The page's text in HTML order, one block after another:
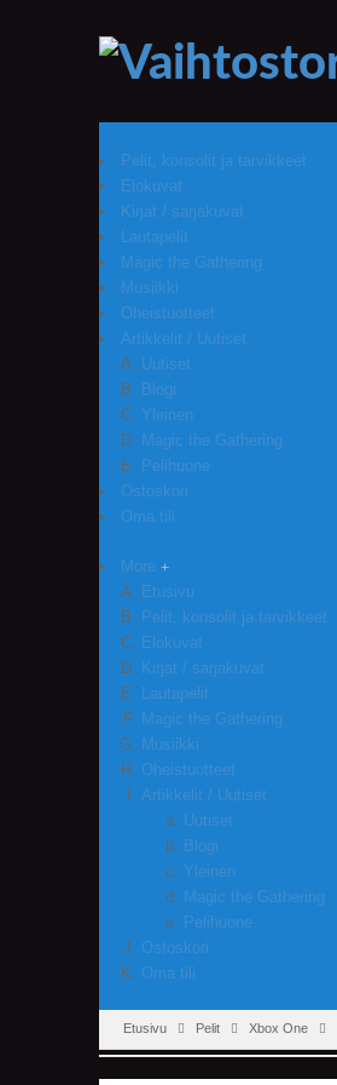
Pelit, konsolit ja tarvikkeet
Elokuvat
Kirjat / sarjakuvat
Lautapelit
Magic the Gathering
Musiikki
Oheistuotteet
Artikkelit / Uutiset
Uutiset
Blogi
Yleinen
Magic the Gathering
Pelihuone
Ostoskori
Oma tili
More
Etusivu
Pelit, konsolit ja tarvikkeet
Elokuvat
Kirjat / sarjakuvat
Lautapelit
Magic the Gathering
Musiikki
Oheistuotteet
Artikkelit / Uutiset
Uutiset
Blogi
Yleinen
Magic the Gathering
Pelihuone
Ostoskori
Oma tili
Etusivu Pelit Xbox One